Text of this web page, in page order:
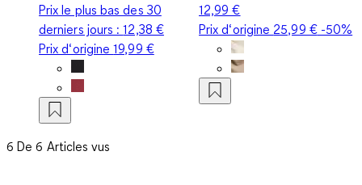
Prix le plus bas des 30
derniers jours :12,38 €
Prix d‘origine19,99 €
12,99 €
Prix d‘origine 25,99 €-50%
6 De 6 Articles vus